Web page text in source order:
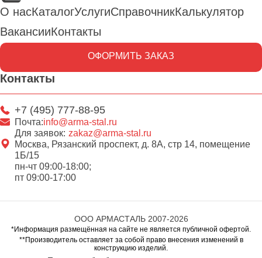
О насКаталогУслугиСправочникКалькулятор
ВакансииКонтакты
ОФОРМИТЬ ЗАКАЗ
Контакты
+7 (495) 777-88-95
Почта:info@arma-stal.ru
Для заявок: zakaz@arma-stal.ru
Москва, Рязанский проспект, д. 8А, стр 14, помещение
1Б/15
пн-чт 09:00-18:00;
пт 09:00-17:00
ООО АРМАСТАЛЬ 2007-2026
*Информация размещённая на сайте не является публичной офертой.
**Производитель оставляет за собой право внесения изменений в
конструкцию изделий.